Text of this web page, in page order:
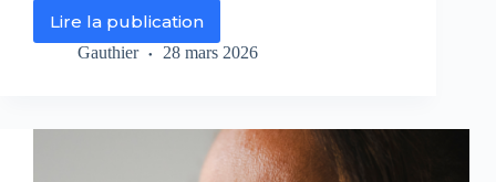
Lire la publication
Meurtres
en
rendez-
Gauthier 28 mars 2026